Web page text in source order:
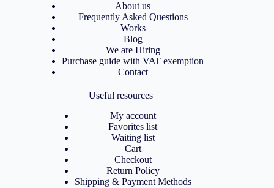
About us
Frequently Asked Questions
Works
Blog
We are Hiring
Purchase guide with VAT exemption
Contact
Useful resources
My account
Favorites list
Waiting list
Cart
Checkout
Return Policy
Shipping & Payment Methods